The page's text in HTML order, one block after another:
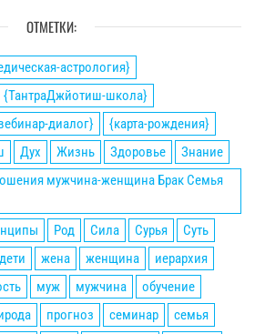
ОТМЕТКИ:
астрология}
{ТантраДжйотиш-школа}
диалог}
{карта-рождения}
Дух Жизнь Здоровье
Знание
мужчина-женщина Брак Семья
Род Сила Сурья
Суть
дети жена женщина
иерархия
муж мужчина
обучение
прогноз семинар
семья